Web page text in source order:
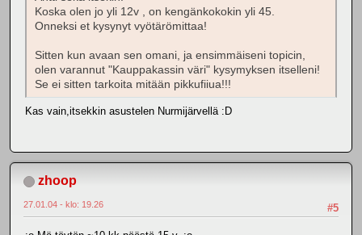
Koska olen jo yli 12v , on kengänkokokin yli 45.
Onneksi et kysynyt vyötärömittaa!
Sitten kun avaan sen omani, ja ensimmäiseni topicin,
olen varannut "Kauppakassin väri" kysymyksen itselleni!
Se ei sitten tarkoita mitään pikkufiiua!!!
Kas vain,itsekkin asustelen Nurmijärvellä :D
zhoop
#5
27.01.04 - klo: 19.26